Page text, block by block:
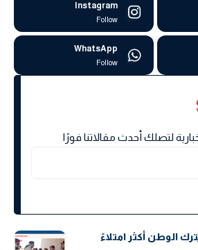
Instagram
Follow
WhatsApp
Follow
لتصلك أحدث مقالاتنا فورًا
الوطن أكثر امتلاءً